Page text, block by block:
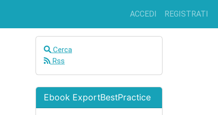
ACCEDI REGISTRATI
Cerca
Rss
Ebook ExportBestPractice